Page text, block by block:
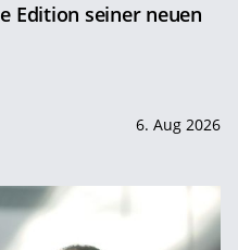
Edition seiner neuen
6. Aug 2026